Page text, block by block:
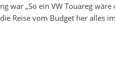
war „So ein VW Touareg
Reise vom Budget her